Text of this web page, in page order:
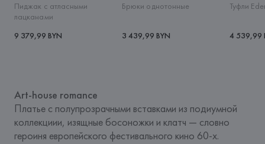
Пиджак с атласными
лацканами
9 379,99 BYN
Брюки однотонные
3 439,99 BYN
Туфли
4 539,99
Art-house romance
Платье с полупрозрачными вставками из подиумной
коллекциии, изящные босоножки и клатч — словно
героиня европейского фестивального кино 60-х.